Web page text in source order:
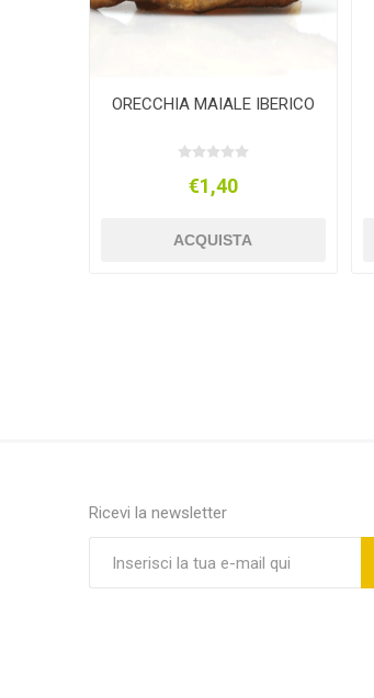
ORECCHIA MAIALE IBERICO
€1,40
ACQUISTA
Ricevi la newsletter